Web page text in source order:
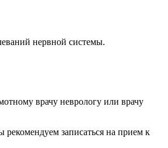
нервной системы.
врачу неврологу или врачу
записаться на прием к